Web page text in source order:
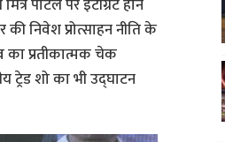
पोर्टल पर इंटीग्रेट होने
निवेश प्रोत्साहन नीति के
प्रतीकात्मक चेक
ट्रेड शो का भी उद्घाटन